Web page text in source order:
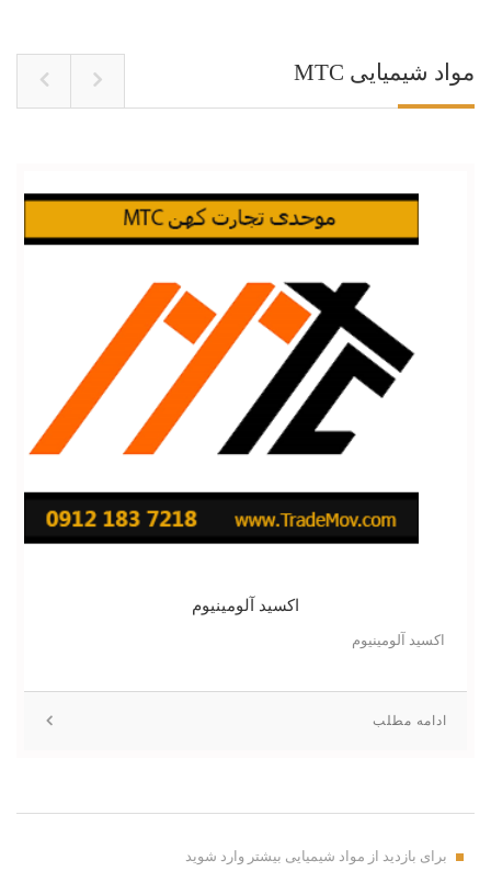
مواد شیمیایی MTC
اکسید آلومینیوم
اکسید آلومینیوم
ادامه مطلب
برای بازدید از مواد شیمیایی بیشتر وارد شوید